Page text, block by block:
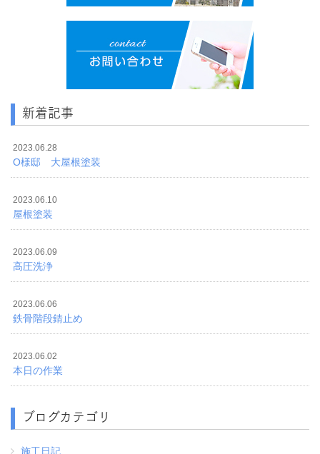
新着記事
2023.06.28
O様邸 大屋根塗装
2023.06.10
屋根塗装
2023.06.09
高圧洗浄
2023.06.06
鉄骨階段錆止め
2023.06.02
本日の作業
ブログカテゴリ
施工日記